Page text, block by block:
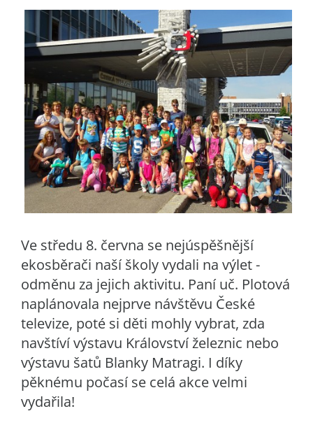
Ve středu 8. června se nejúspěšnější
ekosběrači naší školy vydali na výlet -
odměnu za jejich aktivitu. Paní uč. Plotová
naplánovala nejprve návštěvu České
televize, poté si děti mohly vybrat, zda
navštíví výstavu Království železnic nebo
výstavu šatů Blanky Matragi. I díky
pěknému počasí se celá akce velmi
vydařila!